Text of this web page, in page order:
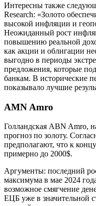
Интересны также
Research: «Золото
высокой инфляции и
Неожиданный рост
повышению реальной
как акции и облигации
выгодно в периоды
предложения, которые
банкам. В исторические
показывало лучшие
AMN Amro
Голландская ABN Amro,
прогноз по золоту.
предполагают, что к
примерно до 2000$.
Аргументы: последний
максимума в мае 2024
возможное смягчение
ЕЦБ уже в значительной